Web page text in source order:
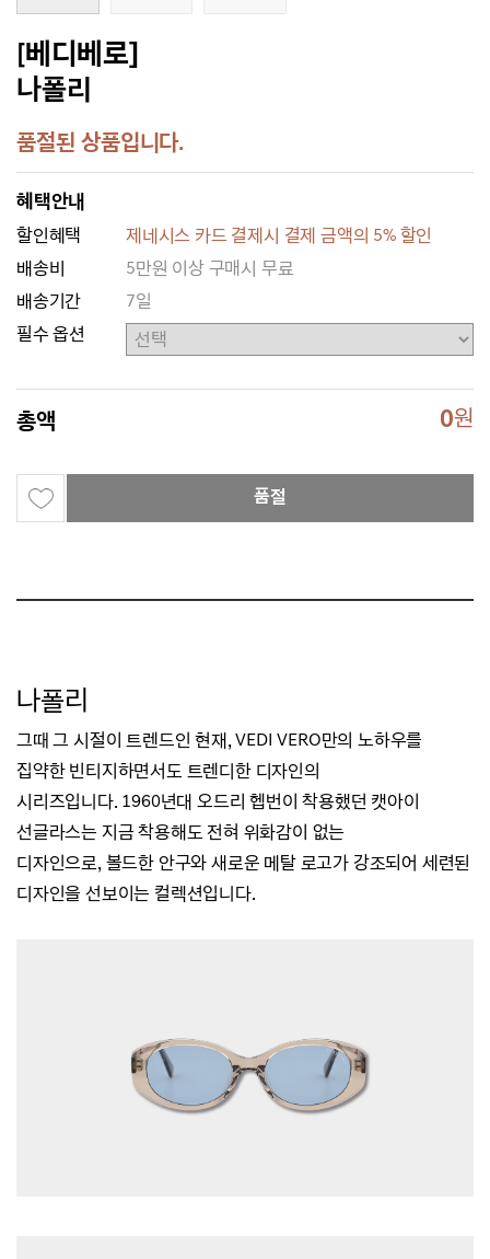
[베디베로]
나폴리
품절된 상품입니다.
혜택안내
할인혜택
제네시스 카드 결제시 결제 금액의 5% 할인
배송비
5만원 이상 구매시 무료
배송기간
7일
필수 옵션
총액 0원
품절
나폴리
그때 그 시절이 트렌드인 현재, VEDI VERO만의 노하우를
집약한 빈티지하면서도 트렌디한 디자인의
시리즈입니다. 1960년대 오드리 헵번이 착용했던 캣아이
선글라스는 지금 착용해도 전혀 위화감이 없는
디자인으로, 볼드한 안구와 새로운 메탈 로고가 강조되어 세련된
디자인을 선보이는 컬렉션입니다.